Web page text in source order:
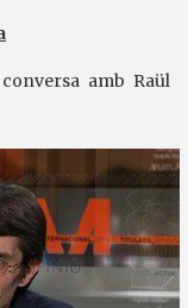
amb Raül